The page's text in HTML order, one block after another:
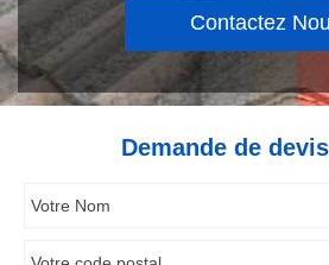
Contactez
Demande de